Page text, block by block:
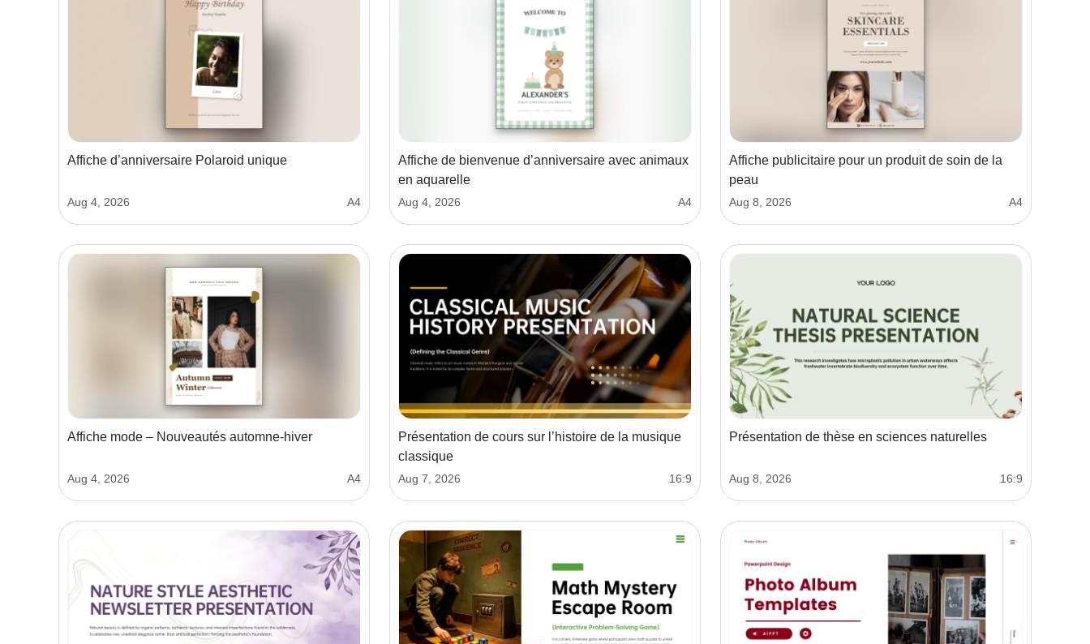
Affiche d’anniversaire Polaroid unique
Aug 4, 2026 A4
Affiche de bienvenue d’anniversaire avec animaux
en aquarelle
Aug 4, 2026 A4
Affiche publicitaire pour un produit de soin de la
peau
Aug 8, 2026 A4
Affiche mode – Nouveautés automne-hiver
Aug 4, 2026 A4
Présentation de cours sur l’histoire de la musique
classique
Aug 7, 2026 16:9
Présentation de thèse en sciences naturelles
Aug 8, 2026 16:9